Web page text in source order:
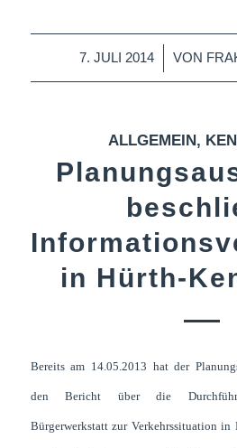
7. JULI 2014
/ VON
ALLGEMEIN,
in Hürth-
Bereits am 14.05.2013 hat der
den Bericht über die
Bürgerwerkstatt zur Verkehrssituation in